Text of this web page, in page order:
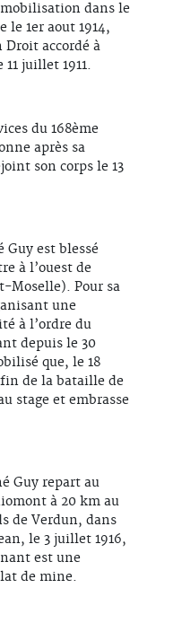
mobilisation dans le
le 1er aout 1914,
accordé à
juillet 1911.
du 168ème
après sa
son corps le 13
Guy est blessé
à l’ouest de
Moselle). Pour sa
une
à l’ordre du
depuis le 30
que, le 18
de la bataille de
stage et embrasse
Guy repart au
à 20 km au
de Verdun, dans
le 3 juillet 1916,
est une
de mine.